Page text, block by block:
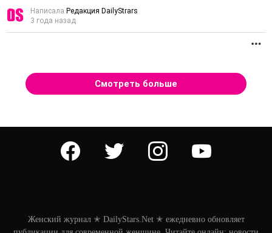
Написала Редакция DailyStrars
3 года назад
Смотреть больше
facebook twitter instagram
Женский журнал ✭ DailyStars.Net ✭ ежедневно обновляет